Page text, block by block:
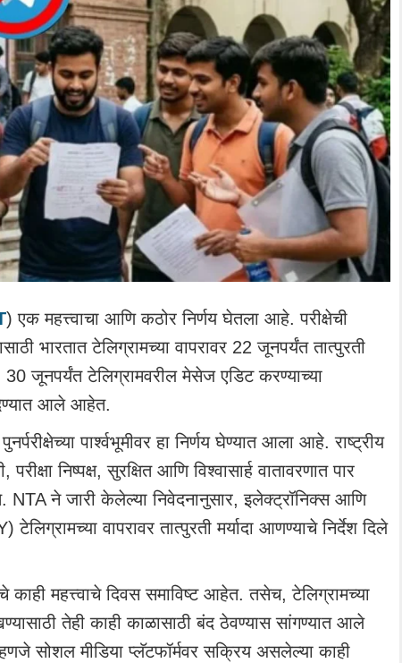
) एक महत्त्वाचा आणि कठोर निर्णय घेतला आहे. परीक्षेची
भारतात टेलिग्रामच्या वापरावर 22 जूनपर्यंत तात्पुरती
जूनपर्यंत टेलिग्रामवरील मेसेज एडिट करण्याच्या
आले आहेत.
पार्श्वभूमीवर हा निर्णय घेण्यात आला आहे. राष्ट्रीय
निष्पक्ष, सुरक्षित आणि विश्वासार्ह वातावरणात पार
NTA ने जारी केलेल्या निवेदनानुसार, इलेक्ट्रॉनिक्स आणि
टेलिग्रामच्या वापरावर तात्पुरती मर्यादा आणण्याचे निर्देश दिले
काही महत्त्वाचे दिवस समाविष्ट आहेत. तसेच, टेलिग्रामच्या
तेही काही काळासाठी बंद ठेवण्यास सांगण्यात आले
सोशल मीडिया प्लॅटफॉर्मवर सक्रिय असलेल्या काही